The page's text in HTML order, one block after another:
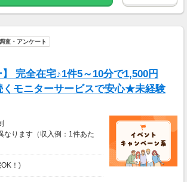
するだけ！
20件
10,000PT（1P＝1円）
キャンペーン実施中★
加 & モニター応募完了で、A
ド2,000円分をプレゼント！
査・アンケート
】 完全在宅♪1件5～10分で1,500円
くモニターサービスで安心★未経験
ります（収入例：1件あた
アリ★
（弊社規定による）
！)